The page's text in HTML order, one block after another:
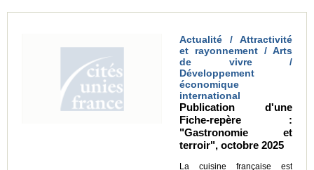
Actualité / Attractivité
et rayonnement / Arts
de vivre /
Développement
économique
international
Publication d'une
Fiche-repère :
"Gastronomie et
terroir", octobre 2025
La cuisine française est